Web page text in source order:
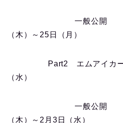
一般
（木）～ 25 日（月）
Part2 エムアイカ
（水）
一般
（木）～ 2 月 3 日（水）